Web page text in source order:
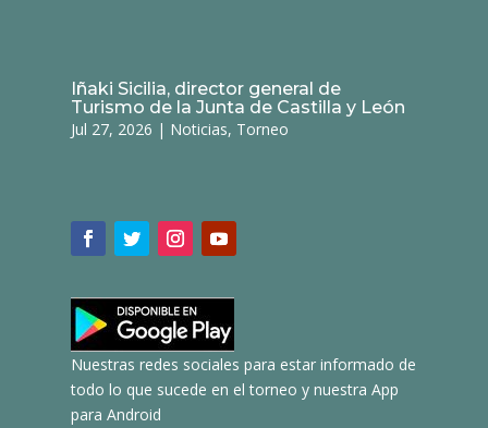
Iñaki Sicilia, director general de
Turismo de la Junta de Castilla y León
Jul 27, 2026 | Noticias, Torneo
Nuestras redes sociales para estar informado de
todo lo que sucede en el torneo y nuestra App
para Android